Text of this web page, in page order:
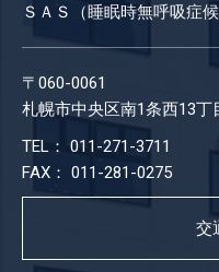
ＳＡＳ（睡眠時無呼吸症
〒060-0061
札幌市中央区南1条西13丁
TEL： 011-271-3711
FAX： 011-281-0275
交